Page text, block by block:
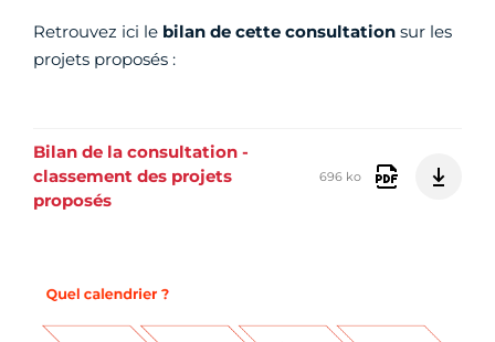
Retrouvez ici le bilan de cette consultation sur les
projets proposés :
Bilan de la consultation -
classement des projets
proposés
696 ko